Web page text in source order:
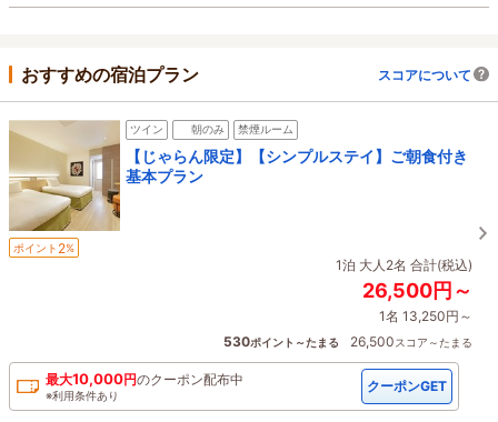
おすすめの宿泊プラン スコアについて
ツイン 朝のみ 禁煙ルーム
【じゃらん限定】【シンプルステイ】ご朝食付き
基本プラン
ポイント 2%
1泊 大人2名 合計(税込)
26,500円～
1名 13,250円～
530ポイント～たまる 26,500スコア～たまる
最大10,000円のクーポン配布中
※利用条件あり
クーポンGET